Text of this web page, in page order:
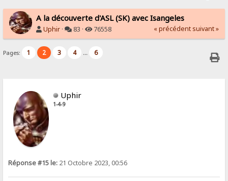
A la découverte d'ASL (SK) avec Isangeles
Uphir · 83 · 76558 « précédent suivant »
Pages: 1 2 3 4 ... 6
Uphir
1-4-9
Réponse #15 le: 21 Octobre 2023, 00:56